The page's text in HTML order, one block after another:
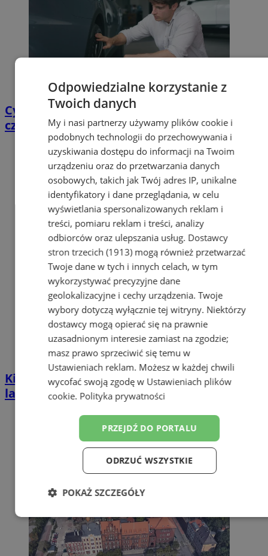
Cyfrowy przegląd przedtrasowy: co mówią
czujniki TPMS i diagnostyka pokładowa?
Kierował BMW mimo zakazu sądowego. 57-
latek zatrzymany w Zabrzu
Odpowiedzialne korzystanie z
Twoich danych
My i nasi partnerzy używamy plików cookie i
podobnych technologii do przechowywania i
uzyskiwania dostępu do informacji na Twoim
urządzeniu oraz do przetwarzania danych
osobowych, takich jak Twój adres IP, unikalne
identyfikatory i dane przeglądania, w celu
wyświetlania spersonalizowanych reklam i
treści, pomiaru reklam i treści, analizy
odbiorców oraz ulepszania usług. Dostawcy
stron trzecich (1913)mogą również przetwarzać
Twoje dane w tych i innych celach, w tym
wykorzystywać precyzyjne dane
geolokalizacyjne i cechy urządzenia. Twoje
wybory dotyczą wyłącznie tej witryny. Niektórzy
dostawcy mogą opierać się na prawnie
uzasadnionym interesie zamiast na zgodzie;
masz prawo sprzeciwić się temu w
Ustawieniach reklam. Możesz w każdej chwili
wycofać swoją zgodę w Ustawieniach plików
cookie. Polityka prywatności
PRZEJDŹ DO PORTALU
ODRZUĆ WSZYSTKIE
POKAŻ SZCZEGÓŁY
Niezbędne Wydajność Targetowanie